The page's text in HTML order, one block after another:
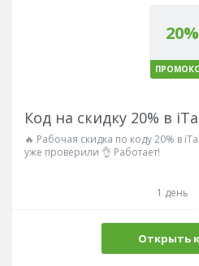
20%
Код на скидку 20% в
🔥 Рабочая скидка по коду 20% в
уже проверили 👌 Работает!
1 день
Открыть